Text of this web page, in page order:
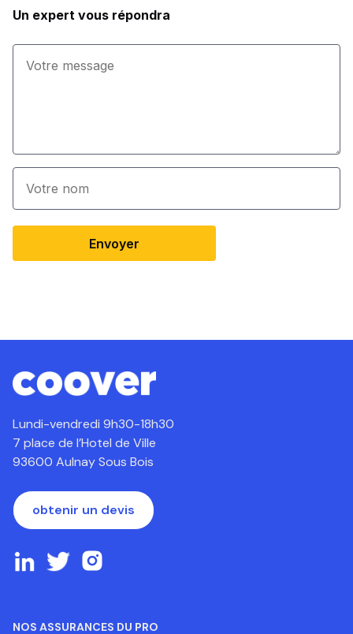
Un expert vous répondra
Envoyer
Lundi-vendredi 9h30-18h30
7 place de l’Hotel de Ville
93600 Aulnay Sous Bois
obtenir un devis
NOS ASSURANCES DU PRO